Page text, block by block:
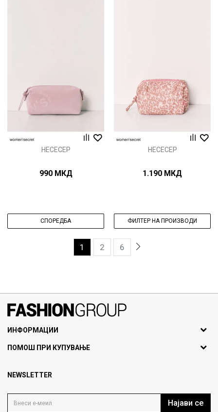
НЕСЕСЕР
990 МКД
НЕСЕСЕР
1.190 МКД
СПОРЕДБА ФИЛТЕР НА ПРОИЗВОДИ
1 2 6
ИНФОРМАЦИИ
За нас
Продавници
Блог
ПОМОШ ПРИ КУПУВАЊЕ
Политика на приватност
Како да купите
NEWSLETTER
Најави се